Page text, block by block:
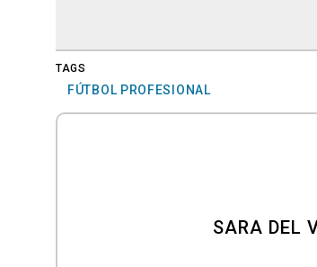
TAGS
FÚTBOL PROFESIONAL
SARA DEL